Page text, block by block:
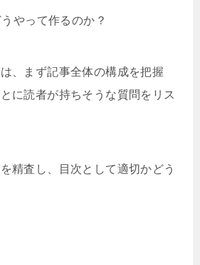
やって作るのか？
、まず記事全体の構成を把握
に読者が持ちそうな質問をリス
精査し、目次として適切かどう